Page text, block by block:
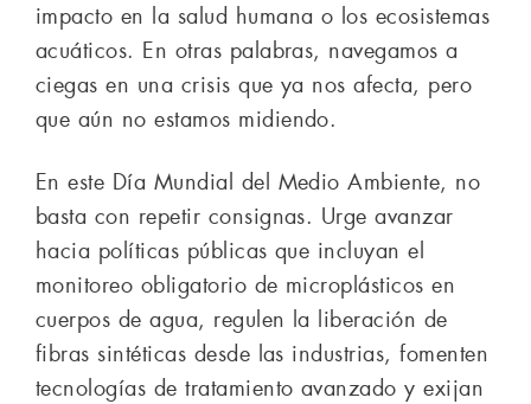
impacto en la salud humana o los ecosistemas
acuáticos. En otras palabras, navegamos a
ciegas en una crisis que ya nos afecta, pero
que aún no estamos midiendo.
En este Día Mundial del Medio Ambiente, no
basta con repetir consignas. Urge avanzar
hacia políticas públicas que incluyan el
monitoreo obligatorio de microplásticos en
cuerpos de agua, regulen la liberación de
fibras sintéticas desde las industrias, fomenten
tecnologías de tratamiento avanzado y exijan